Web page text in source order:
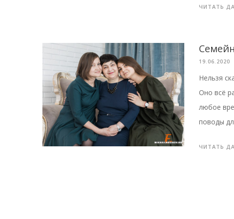
ЧИТАТЬ
19.06.2020
Нельзя
Оно всё
любое
поводы
ЧИТАТЬ